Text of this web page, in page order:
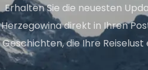
Erhalten Sie die neuesten
Herzegowina direkt in Ihren
Geschichten, die Ihre